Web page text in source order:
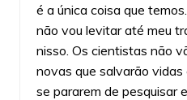
é a única coisa que
não vou levitar até meu
nisso. Os cientistas não
novas que salvarão
se pararem de pesquisar